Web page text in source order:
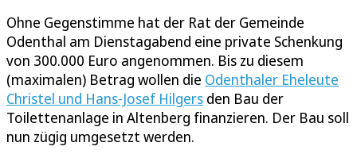
Ohne Gegenstimme hat der Rat der Gemeinde
Odenthal am Dienstagabend eine private Schenkung
von 300.000 Euro angenommen. Bis zu diesem
(maximalen) Betrag wollen die Odenthaler Eheleute
Christel und Hans-Josef Hilgers den Bau der
Toilettenanlage in Altenberg finanzieren. Der Bau soll
nun zügig umgesetzt werden.